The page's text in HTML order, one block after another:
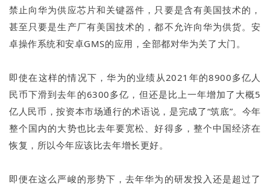
禁止向华为供应芯片和关键器件，只要是含有美国技术的，
甚至只要是生产厂有美国技术的，都不允许向华为供货。安
卓操作系统和安卓GMS的应用，全部都对华为关了大门。
即使在这样的情况下，华为的业绩从2021年的8900多亿人
民币下滑到去年的6300多亿，但还是比上一年增加了大概5
亿人民币，按资本市场通行的术语说，是完成了“筑底”。今年
整个国内的大势也比去年要宽松、好得多，整个中国经济在
恢复，所以今年应该比去年增长更好。
即便在这么严峻的形势下，去年华为的研发投入还是超过了